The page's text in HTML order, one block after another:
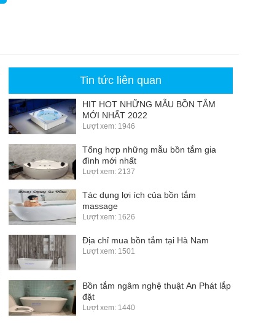
Tin tức liên quan
HIT HOT NHỮNG MẪU BỒN TẮM
MỚI NHẤT 2022
Lượt xem: 1946
Tổng hợp những mẫu bồn tắm gia
đình mới nhất
Lượt xem: 2137
Tác dụng lợi ích của bồn tắm
massage
Lượt xem: 1626
Địa chỉ mua bồn tắm tại Hà Nam
Lượt xem: 1501
Bồn tắm ngâm nghệ thuật An Phát lắp
đặt
Lượt xem: 1440